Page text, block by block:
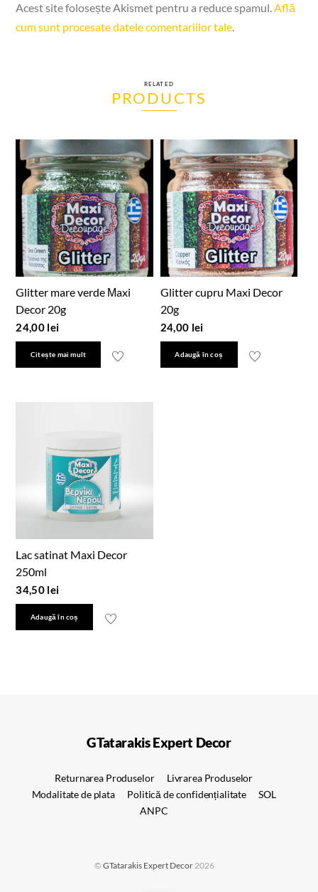
Acest site folosește Akismet pentru a reduce spamul.Află
cum sunt procesate datele comentariilor tale.
RELATED
PRODUCTS
Glitter mare verde Μaxi
Decor 20g
24,00 lei
Citește mai mult
Glitter cupru Maxi Decor
20g
24,00 lei
Adaugă în coș
Lac satinat Maxi Decor
250ml
34,50 lei
Adaugă în coș
GTatarakis Expert Decor
Returnarea Produselor
Livrarea Produselor
Modalitate de plata
Politică de confidențialitate
SOL
ANPC
©GTatarakis Expert Decor 2026